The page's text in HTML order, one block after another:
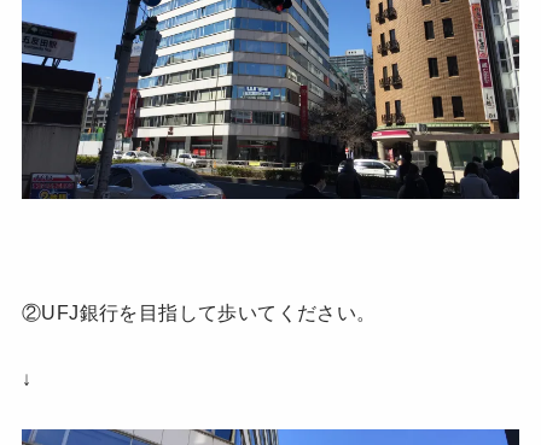
②UFJ銀行を目指して歩いてください。
↓